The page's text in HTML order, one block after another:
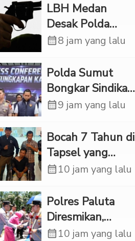
LBH Medan
Desak Polda
Sumut Usut
Lorenza
calendar_month8 jam yang lalu
Polda Sumut
Bongkar Sindikat
Scamming
Korban Rugi
Rp6,7 Miliar
calendar_month9 jam yang lalu
Bocah 7 Tahun di
Tapsel yang
Ditemukan
Ternyata Korban
Kekerasan
Seksual
calendar_month10 jam yang lalu
Polres Paluta
Diresmikan,
Begini
calendar_month10 jam yang lalu